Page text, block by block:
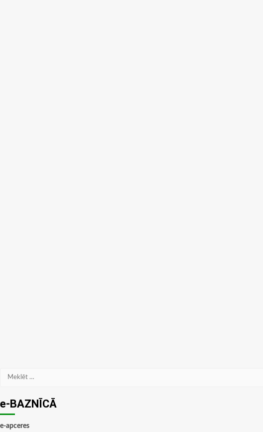
Meklēt:
e-BAZNĪCĀ
e-apceres